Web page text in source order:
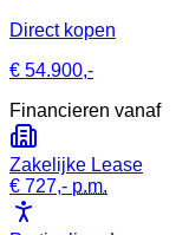
Direct kopen
€ 54.900,-
Financieren vanaf
Zakelijke Lease
€ 727,- p.m.